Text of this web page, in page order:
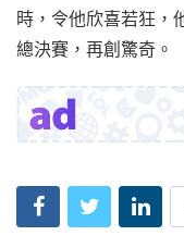
時，令他欣喜若狂，
總決賽，再創驚奇。